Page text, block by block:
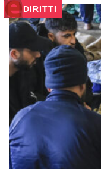
DIRITTI